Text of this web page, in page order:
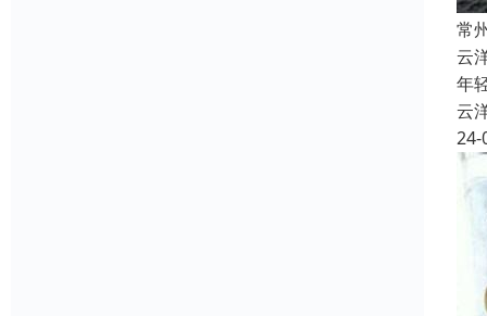
常
云
年
云
24-